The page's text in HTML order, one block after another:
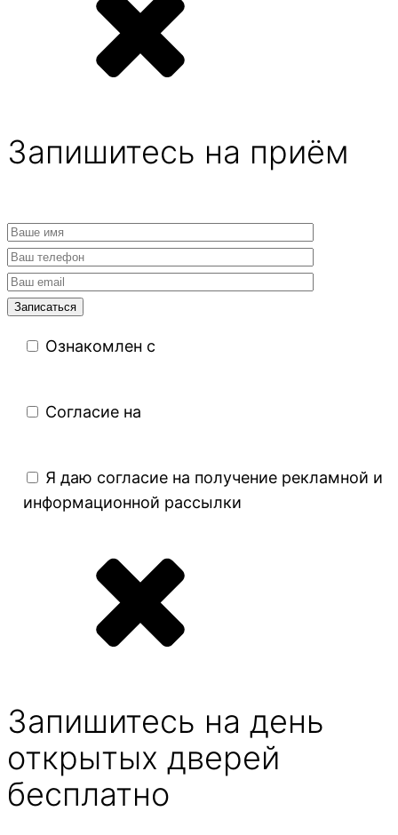
Запишитесь на приём
Ознакомлен с
Согласие на
Я даю согласие на получение рекламной и
информационной рассылки
Запишитесь на день
открытых дверей
бесплатно